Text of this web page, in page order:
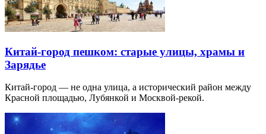
Китай-город пешком: старые улицы, храмы и
Зарядье
Китай-город — не одна улица, а исторический район между
Красной площадью, Лубянкой и Москвой-рекой.